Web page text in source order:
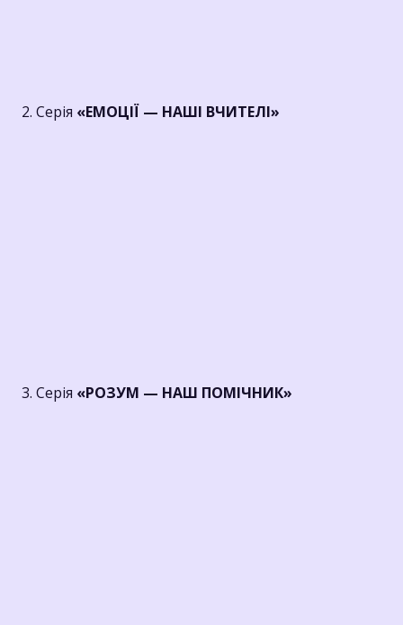
2. Серія «ЕМОЦІЇ — НАШІ ВЧИТЕЛІ»
3. Серія «РОЗУМ — НАШ ПОМІЧНИК»